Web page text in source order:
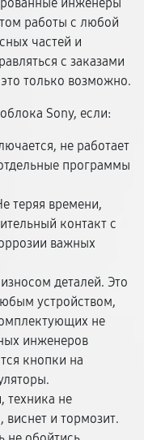
работы с любой
частей и
с заказами
только возможно.
Sony, если:
не работает
программы
теряя времени,
контакт с
важных
деталей. Это
устройством,
не
инженеров
кнопки на
техника не
и тормозит.